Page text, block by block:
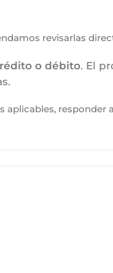
revisarlas
o débito. El
responder